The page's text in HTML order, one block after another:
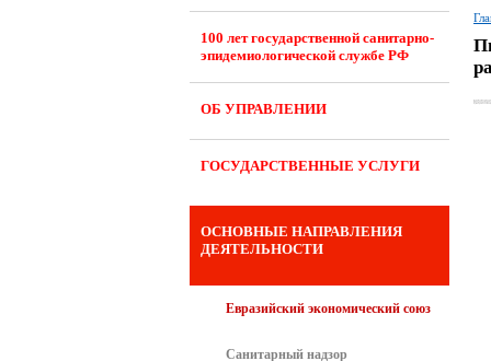
100 лет государственной санитарно-
эпидемиологической службе РФ
ОБ УПРАВЛЕНИИ
ГОСУДАРСТВЕННЫЕ УСЛУГИ
ОСНОВНЫЕ НАПРАВЛЕНИЯ
ДЕЯТЕЛЬНОСТИ
Евразийский экономический союз
Санитарный надзор